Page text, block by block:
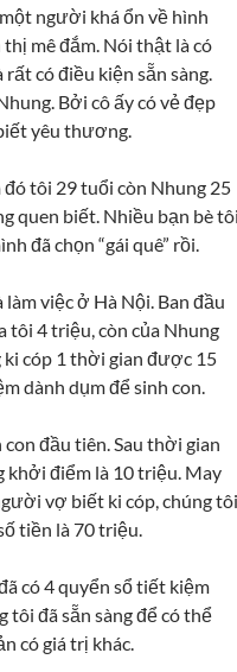
người khá ổn về hình
mê đắm. Nói thật là có
có điều kiện sẵn sàng.
Bởi cô ấy có vẻ đẹp
yêu thương.
tôi 29 tuổi còn Nhung 25
quen biết. Nhiều bạn bè tôi
đã chọn “gái quê” rồi.
làm việc ở Hà Nội. Ban đầu
tôi 4 triệu, còn của Nhung
cóp 1 thời gian được 15
dành dụm để sinh con.
đầu tiên. Sau thời gian
điểm là 10 triệu. May
vợ biết ki cóp, chúng tôi
tiền là 70 triệu.
có 4 quyển sổ tiết kiệm
đã sẵn sàng để có thể
có giá trị khác.